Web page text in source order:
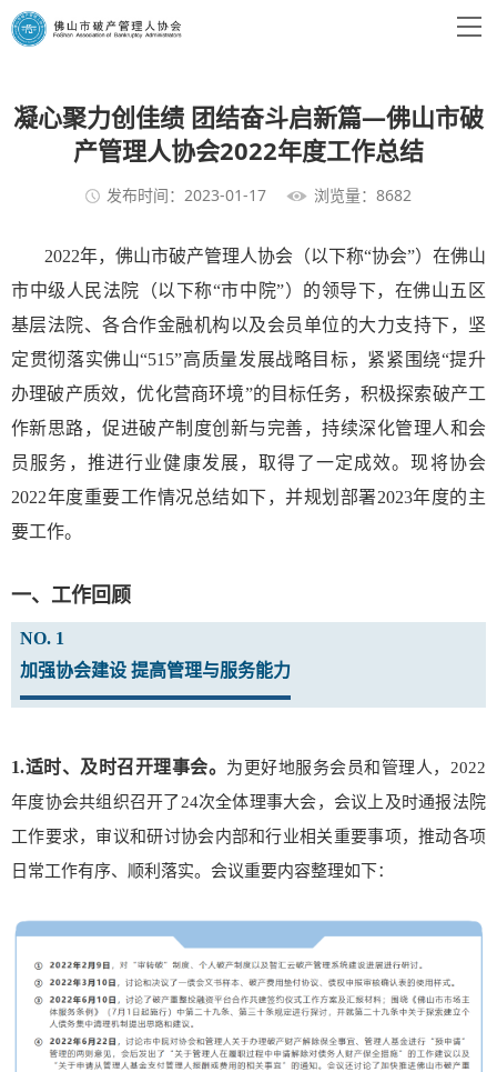
凝心聚力创佳绩 团结奋斗启新篇—佛山市破
产管理人协会2022年度工作总结
发布时间：2023-01-17 浏览量：8682
2022年，佛山市破产管理人协会（以下称“协会”）在佛山
市中级人民法院（以下称“市中院”）的领导下，在佛山五区
基层法院、各合作金融机构以及会员单位的大力支持下，坚
定贯彻落实佛山“515”高质量发展战略目标，紧紧围绕“提升
办理破产质效，优化营商环境”的目标任务，积极探索破产工
作新思路，促进破产制度创新与完善，持续深化管理人和会
员服务，推进行业健康发展，取得了一定成效。现将协会
2022年度重要工作情况总结如下，并规划部署2023年度的主
要工作。
一、工作回顾
NO. 1
加强协会建设 提高管理与服务能力
1.适时、及时召开理事会。 为更好地服务会员和管理人，2022
年度协会共组织召开了24次全体理事大会，会议上及时通报法院
工作要求，审议和研讨协会内部和行业相关重要事项，推动各项
日常工作有序、顺利落实。会议重要内容整理如下：